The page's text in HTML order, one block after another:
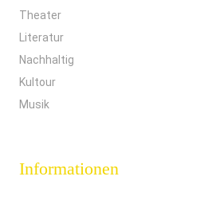
Theater
Literatur
Nachhaltig
Kultour
Musik
Informationen